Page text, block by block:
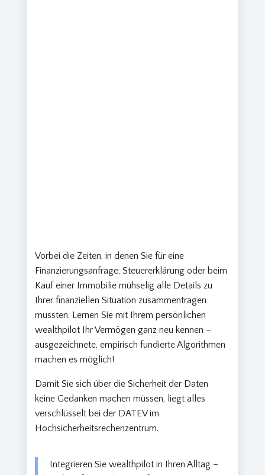
Vorbei die Zeiten, in denen Sie für eine
Finanzierungsanfrage, Steuererklärung oder beim
Kauf einer Immobilie mühselig alle Details zu
Ihrer finanziellen Situation zusammentragen
mussten. Lernen Sie mit Ihrem persönlichen
wealthpilot Ihr Vermögen ganz neu kennen –
ausgezeichnete, empirisch fundierte Algorithmen
machen es möglich!
Damit Sie sich über die Sicherheit der Daten
keine Gedanken machen müssen, liegt alles
verschlüsselt bei der DATEV im
Hochsicherheitsrechenzentrum.
Integrieren Sie wealthpilot in Ihren Alltag –